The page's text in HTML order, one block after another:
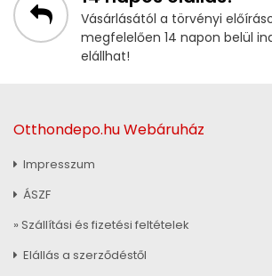
Vásárlásától a törvényi
megfelelően 14 napon belül
elállhat!
Otthondepo.hu Webáruház
Impresszum
ÁSZF
» Szállítási és fizetési feltételek
Elállás a szerződéstől